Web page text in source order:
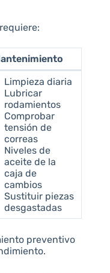
Limpieza diaria
Lubricar
rodamientos
Comprobar
tensión de
correas
Niveles de
aceite de la
caja de
cambios
Sustituir piezas
desgastadas
preventivo